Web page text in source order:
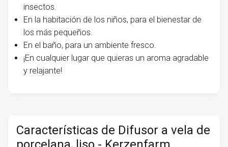
insectos.
En la habitación de los niños, para el bienestar de
los más pequeños.
En el baño, para un ambiente fresco.
¡En cualquier lugar que quieras un aroma agradable
y relajante!
Características de Difusor a vela de